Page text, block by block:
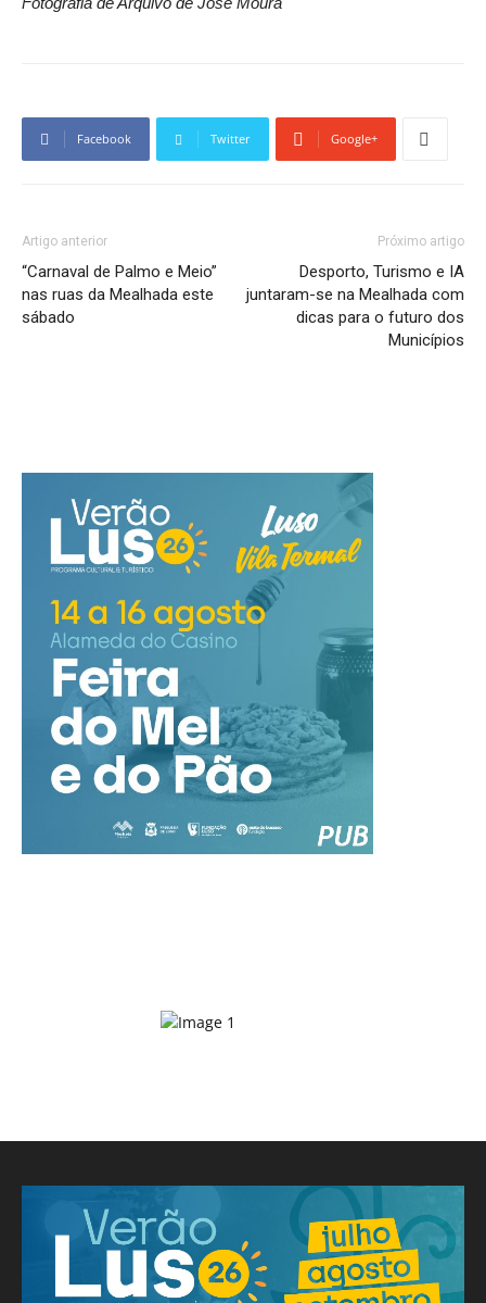
Facebook Twitter Google+
Artigo anterior
“Carnaval de Palmo e Meio”
nas ruas da Mealhada este
sábado
Próximo artigo
Desporto, Turismo e IA
juntaram-se na Mealhada com
dicas para o futuro dos
Municípios